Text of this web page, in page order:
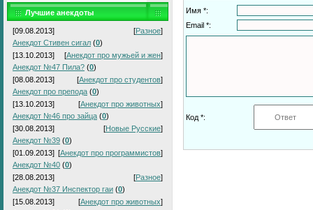
Лучшие анекдоты
[09.08.2013] [Разное]
Анекдот Стивен сигал (0)
[13.10.2013]
[Анекдот про мужьей и жен]
Анекдот №47 Пила? (0)
[08.08.2013]
[Анекдот про студентов]
Анекдот про препода (0)
[13.10.2013]
[Анекдот про животных]
Анекдот №46 про зайца (0)
[30.08.2013]
[Новые Русские]
Анекдот №39 (0)
[01.09.2013] [Анекдот про программистов]
Анекдот №40 (0)
[28.08.2013]
[Разное]
Анекдот №37 Инспектор гаи (0)
[15.08.2013]
[Анекдот про животных]
Имя *:
Email *:
Код *: